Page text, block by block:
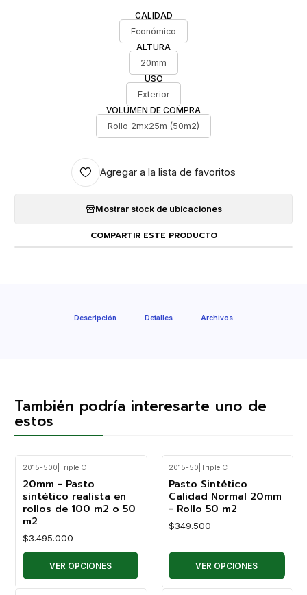
CALIDAD
Económico
ALTURA
20mm
USO
Exterior
VOLUMEN DE COMPRA
Rollo 2mx25m (50m2)
Agregar a la lista de favoritos
Mostrar stock de ubicaciones
COMPARTIR ESTE PRODUCTO
Descripción Detalles Archivos
También podría interesarte uno de
estos
2015-500 Triple C
20mm - Pasto
sintético realista en
rollos de 100 m2 o 50
m2
$3.495.000
VER OPCIONES
2015-50 Triple C
Pasto Sintético
Calidad Normal 20mm
- Rollo 50 m2
$349.500
VER OPCIONES